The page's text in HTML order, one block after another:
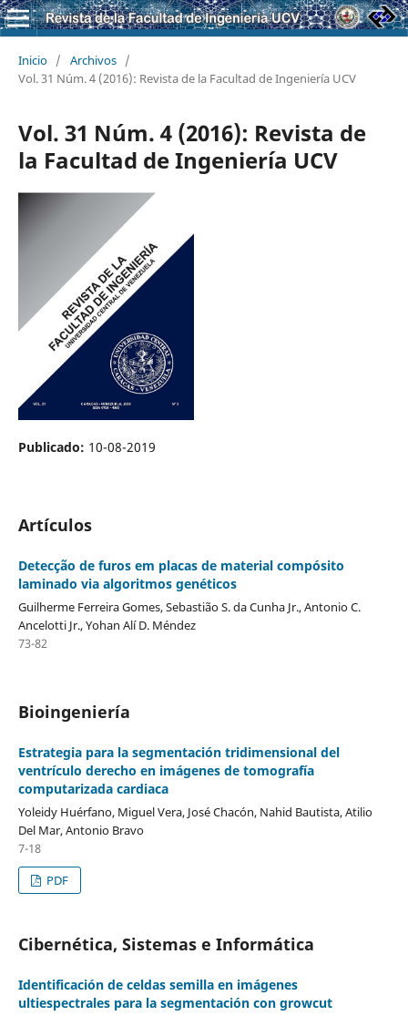
Inicio / Archivos /
Vol. 31 Núm. 4 (2016): Revista de la Facultad de Ingeniería UCV
Vol. 31 Núm. 4 (2016): Revista de
la Facultad de Ingeniería UCV
Publicado: 10-08-2019
Artículos
Detecção de furos em placas de material compósito
laminado via algoritmos genéticos
Guilherme Ferreira Gomes, Sebastião S. da Cunha Jr., Antonio C.
Ancelotti Jr., Yohan Alí D. Méndez
73-82
Bioingeniería
Estrategia para la segmentación tridimensional del
ventrículo derecho en imágenes de tomografía
computarizada cardiaca
Yoleidy Huérfano, Miguel Vera, José Chacón, Nahid Bautista, Atilio
Del Mar, Antonio Bravo
7-18
PDF
Cibernética, Sistemas e Informática
Identificación de celdas semilla en imágenes
ultiespectrales para la segmentación con growcut